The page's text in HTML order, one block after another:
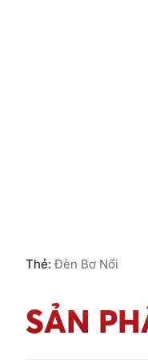
Thẻ:Đèn Bơ Nổi
SẢN